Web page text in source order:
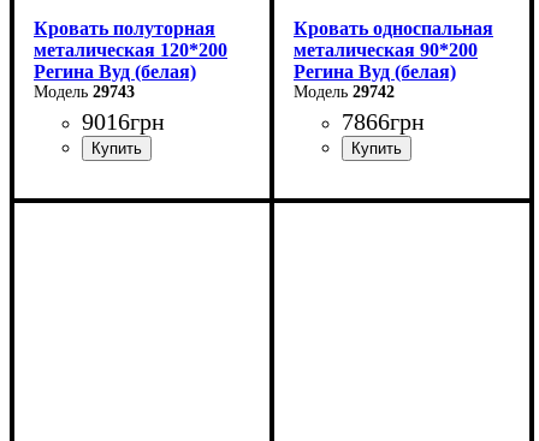
Кровать полуторная
металическая 120*200
Регина Вуд (белая)
29743
9016грн
Ширина: 120 см
Кровать односпальная
металическая 90*200
Регина Вуд (белая)
29742
7866грн
Ширина: 90 см